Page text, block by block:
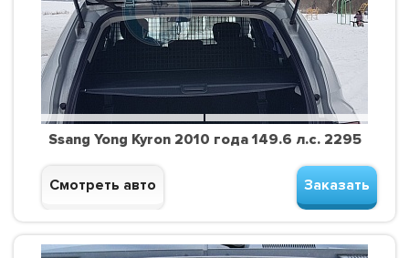
Ssang Yong Kyron 2010 года 149.6 л.с. 2295
Смотреть авто Заказать